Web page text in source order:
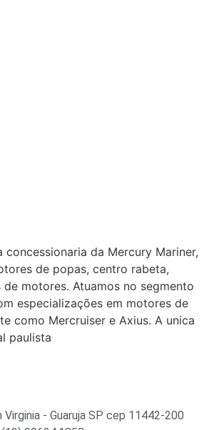
concessionaria da Mercury Mariner,
de popas, centro rabeta,
de motores. Atuamos no segmento
especializações em motores de
como Mercruiser e Axius. A unica
paulista
Virginia - Guaruja SP cep 11442-200